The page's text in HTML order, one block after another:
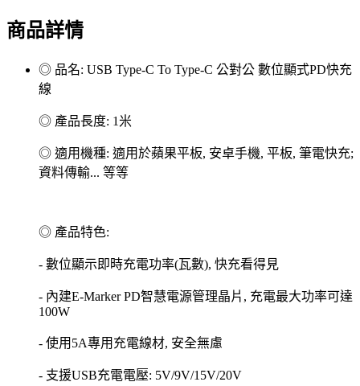
商品詳情
◎ 品名: USB Type-C To Type-C 公對公 數位顯式PD快充
線
◎ 產品長度: 1米
◎ 適用機種: 適用於蘋果平板, 安卓手機, 平板, 筆電快充;
資料傳輸... 等等
◎ 產品特色:
- 數位顯示即時充電功率(瓦數), 快充看得見
- 內建E-Marker PD智慧電源管理晶片, 充電最大功率可達
100W
- 使用5A專用充電線材, 安全無慮
- 支援USB充電電壓: 5V/9V/15V/20V